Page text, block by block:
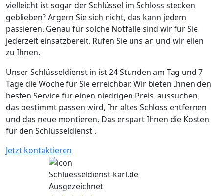
vielleicht ist sogar der Schlüssel im Schloss stecken
geblieben? Ärgern Sie sich nicht, das kann jedem
passieren. Genau für solche Notfälle sind wir für Sie
jederzeit einsatzbereit. Rufen Sie uns an und wir eilen
zu Ihnen.
Unser Schlüsseldienst in ist 24 Stunden am Tag und 7
Tage die Woche für Sie erreichbar. Wir bieten Ihnen den
besten Service für einen niedrigen Preis. aussuchen,
das bestimmt passen wird, Ihr altes Schloss entfernen
und das neue montieren. Das erspart Ihnen die Kosten
für den Schlüsseldienst .
Jetzt kontaktieren
Schluesseldienst-karl.de
Ausgezeichnet